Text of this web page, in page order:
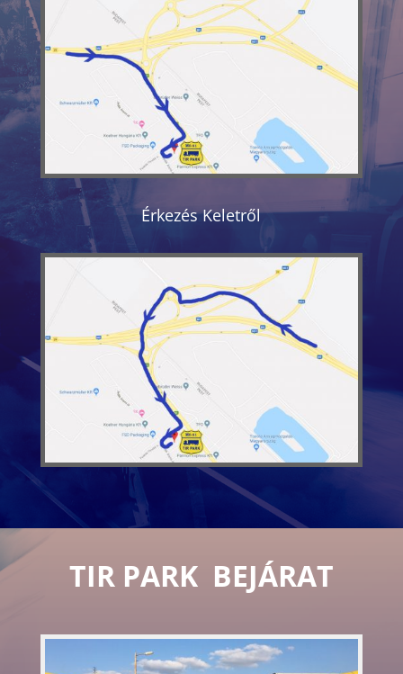
Érkezés Keletről
TIR PARK BEJÁRAT